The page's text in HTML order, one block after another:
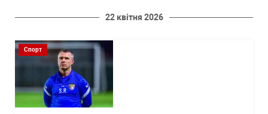
22 квітня 2026
Спорт